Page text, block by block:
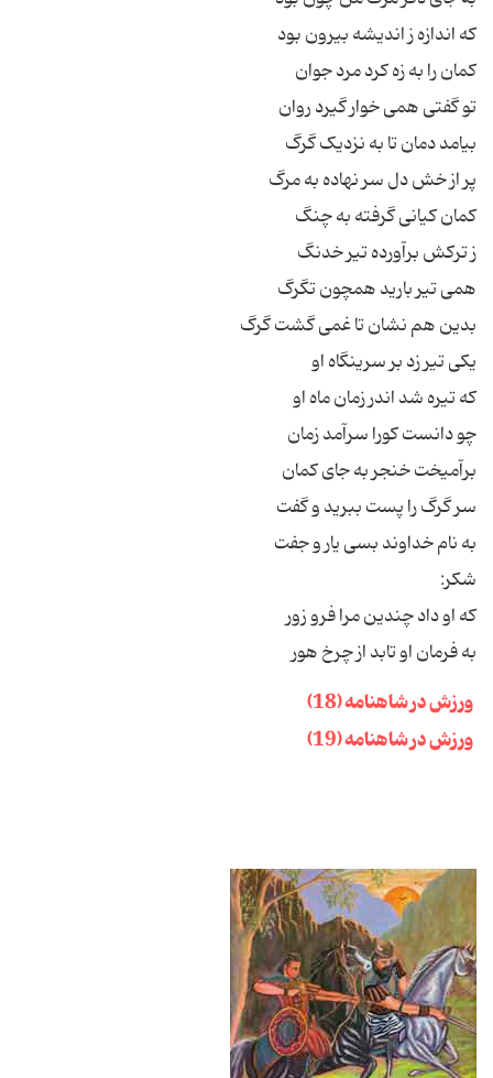
که اندازه ز اندیشه بیرون بود
کمان را به زه کرد مرد جوان
تو گفتی همی خوار گیرد روان
بیامد دمان تا به نزدیک گرگ
پر از خش دل سر نهاده به مرگ
کمان کیانی گرفته به چنگ
ز ترکش برآورده تیر خدنگ
همی تیر بارید همچون تگرگ
بدین هم نشان تا غمی گشت گرگ
یکی تیر زد بر سرینگاه او
که تیره شد اندر زمان ماه او
چو دانست کورا سرآمد زمان
برآمیخت خنجر به جای کمان
سر گرگ را پست ببرید و گفت
به نام خداوند بسی یار و جفت
شکر:
که او داد چندین مرا فرو زور
به فرمان او تابد از چرخ هور
ورزش در شاهنامه (18)
ورزش در شاهنامه (19)